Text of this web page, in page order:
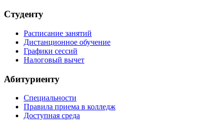
Студенту
Расписание занятий
Дистанционное обучение
Графики сессий
Налоговый вычет
Абитуриенту
Специальности
Правила приема в колледж
Доступная среда